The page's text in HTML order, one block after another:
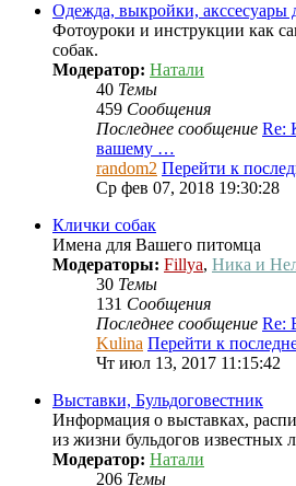
Одежда, выкройки, акссесуары
Фотоуроки и инструкции как
собак.
Модератор: Натали
40 Темы
459 Сообщения
Последнее сообщение Re:
вашему …
random2 Перейти к
Ср фев 07, 2018 19:30:28
Клички собак
Имена для Вашего питомца
Модераторы: Fillya, Ника и
30 Темы
131 Сообщения
Последнее сообщение Re:
Kulina Перейти к
Чт июл 13, 2017 11:15:42
Выставки, Бульдоговестник
Информация о выставках,
из жизни бульдогов известных
Модератор: Натали
206 Темы